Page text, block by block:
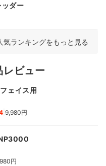
ッダー
ランキングをもっと見る
レビュー
ェイス用
9,980円
円